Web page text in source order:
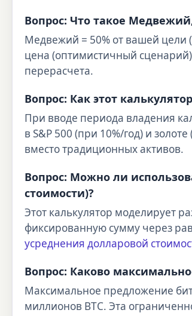
Вопрос: Что такое
Медвежий = 50% от вашей цели
цена (оптимистичный
перерасчета.
Вопрос: Как этот
При вводе периода владения
в S&P 500 (при 10%/год) и
вместо традиционных активов.
Вопрос: Можно ли
стоимости)?
Этот калькулятор моделирует
фиксированную сумму через
усреднения долларовой
Вопрос: Каково
Максимальное предложение
миллионов BTC. Эта